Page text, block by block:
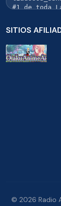
SITIOS
© 2026 Radio